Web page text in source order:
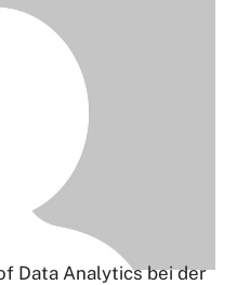
Data Analytics bei der